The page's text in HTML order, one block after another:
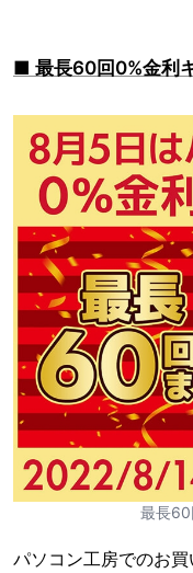
■ 最長60回0%金利
最長60
パソコン工房でのお